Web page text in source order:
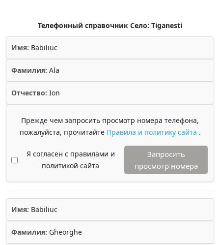
Телефонный справочник Село: Tiganesti
Имя: Babiliuc
Фамилия: Ala
Отчество: Ion
Прежде чем запросить просмотр номера телефона,
пожалуйста, прочитайте Правила и политику сайта .
Я согласен с правилами и
политикой сайта
Запросить
просмотр номера
Имя: Babiliuc
Фамилия: Gheorghe